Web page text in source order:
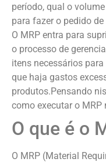
período, qual o
para fazer o pedido
O MRP entra para
o processo de
itens necessários
que haja gastos
produtos.Pensando
como executar o MRP
O que é o
O MRP (Material